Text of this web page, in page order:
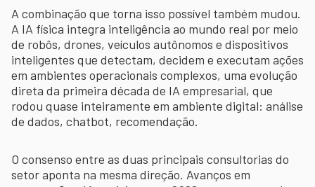
A combinação que torna isso possível também mudou.
A IA física integra inteligência ao mundo real por meio
de robôs, drones, veículos autônomos e dispositivos
inteligentes que detectam, decidem e executam ações
em ambientes operacionais complexos, uma evolução
direta da primeira década de IA empresarial, que
rodou quase inteiramente em ambiente digital: análise
de dados, chatbot, recomendação.
O consenso entre as duas principais consultorias do
setor aponta na mesma direção. Avanços em